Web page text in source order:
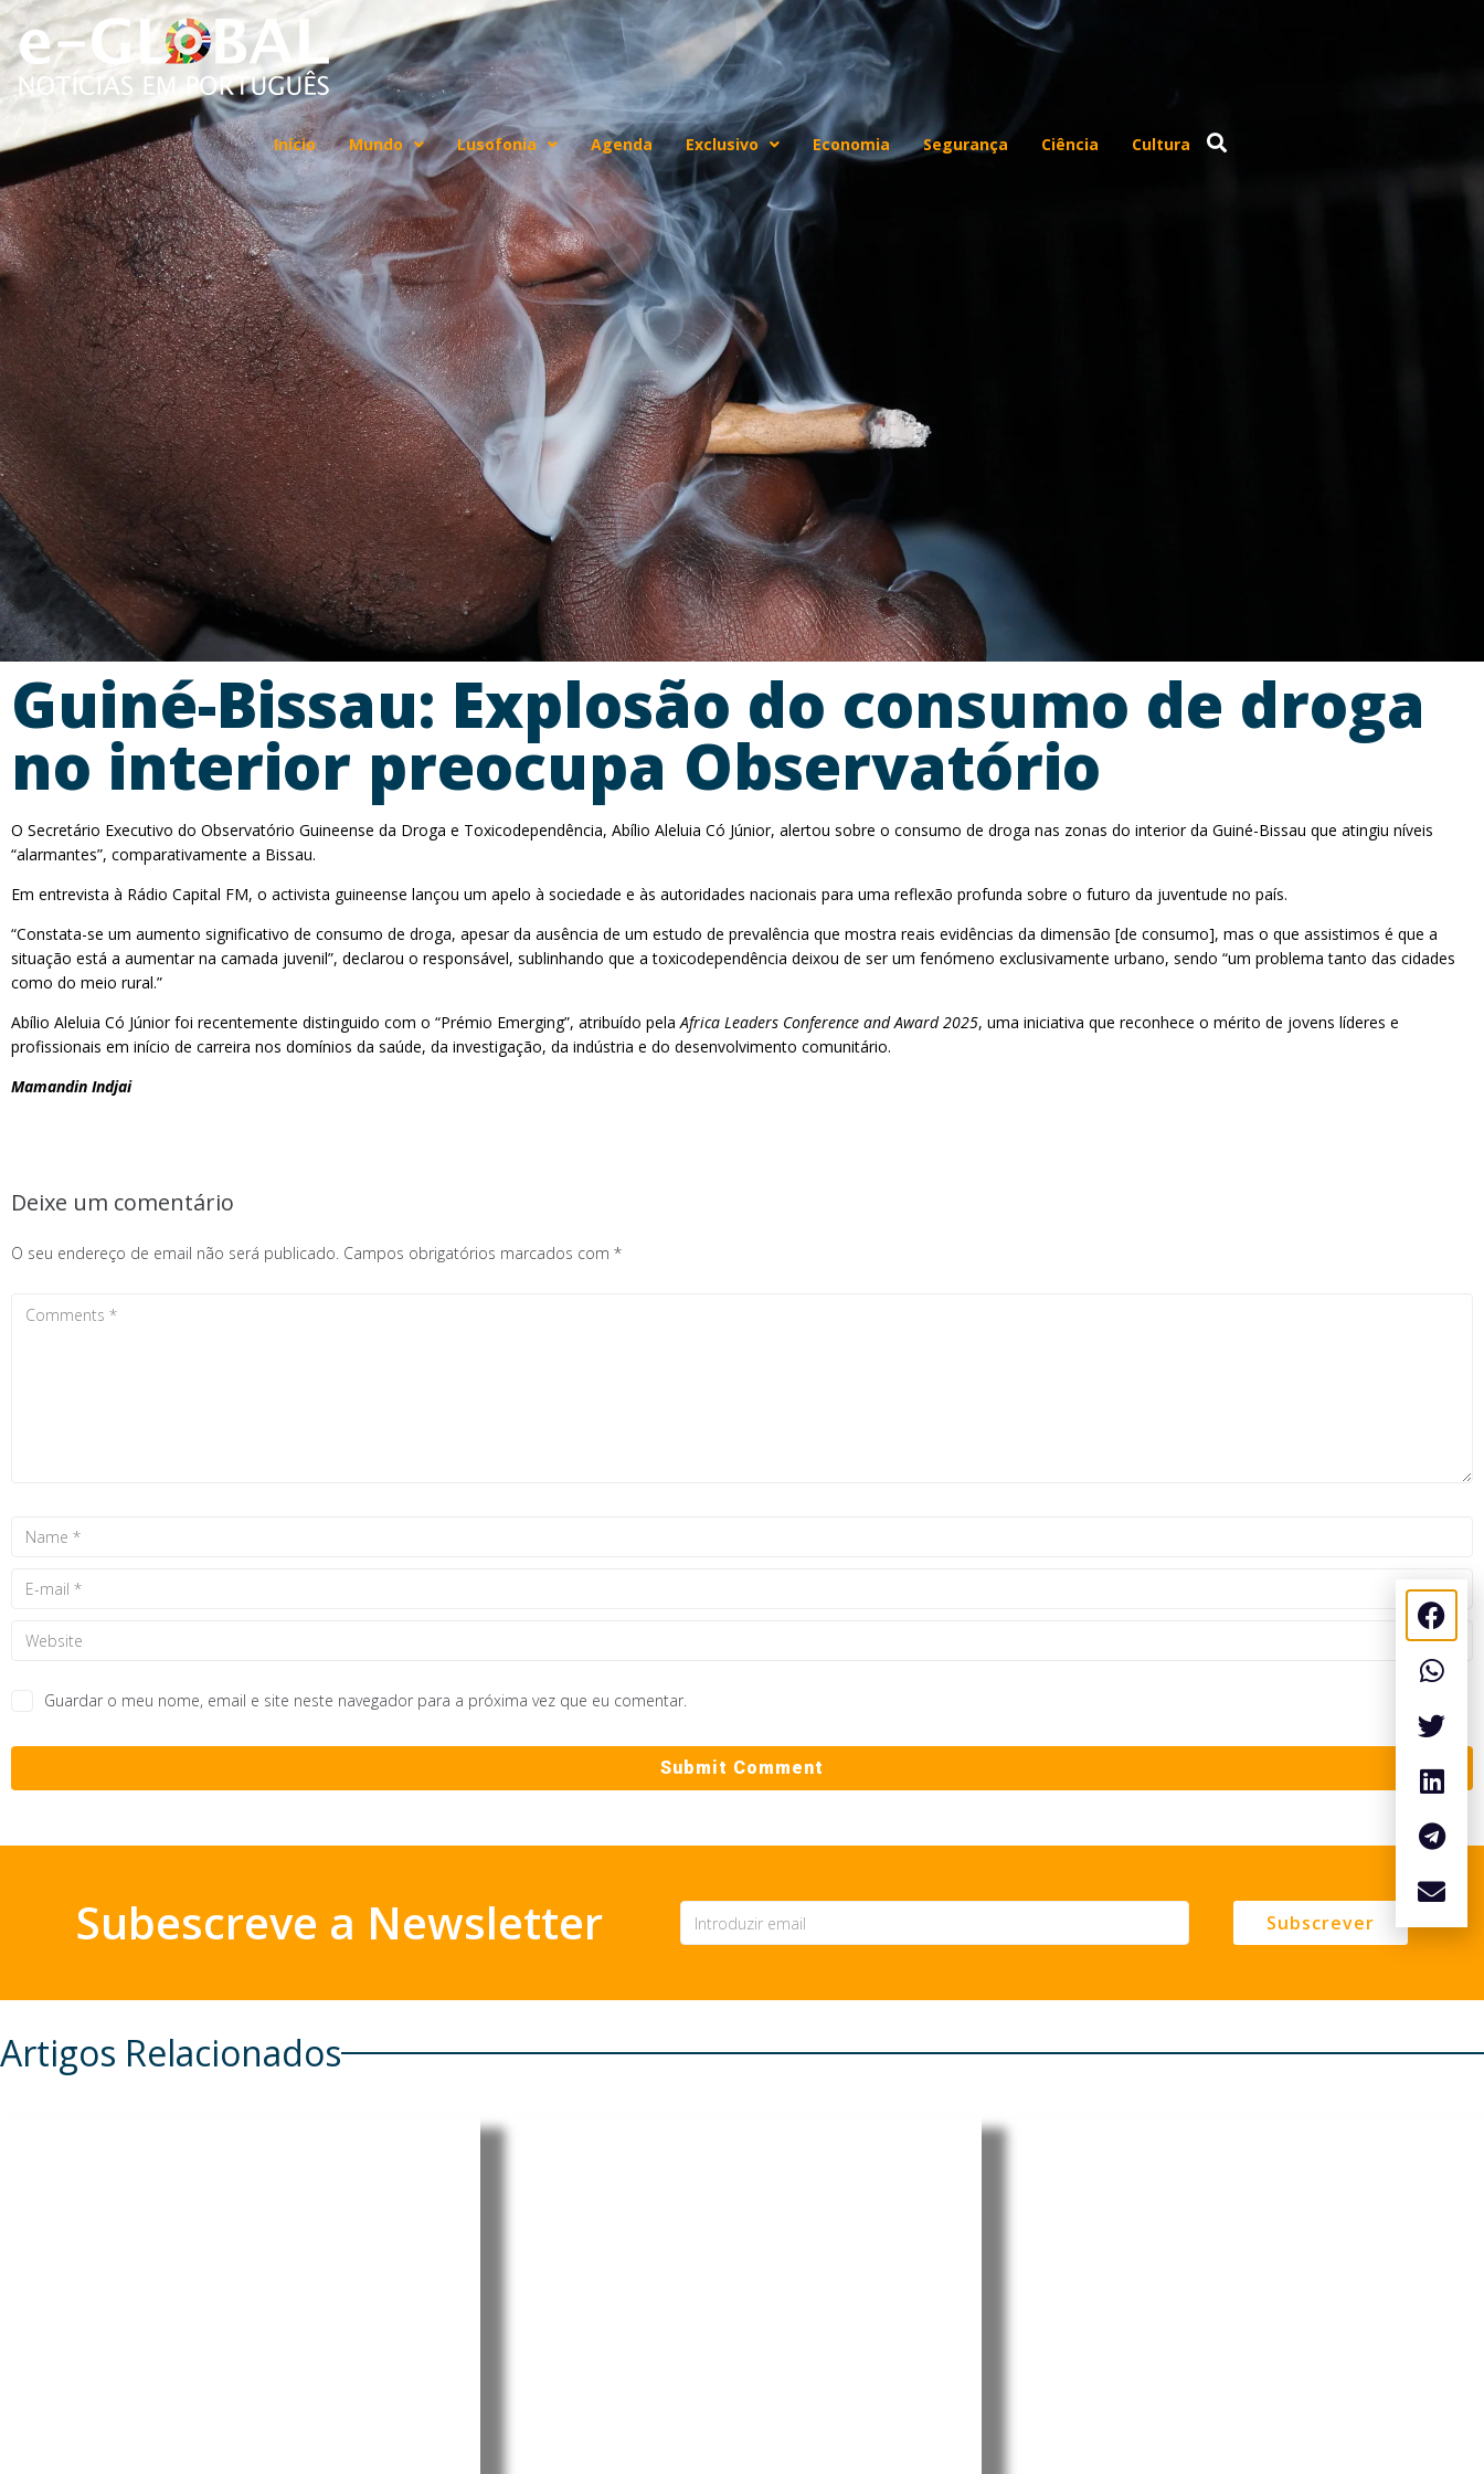
Início Mundo Lusofonia Agenda Exclusivo Economia Segurança Ciência Cultura
Guiné-Bissau: Explosão do consumo de droga
no interior preocupa Observatório
O Secretário Executivo do Observatório Guineense da Droga e Toxicodependência, Abílio Aleluia Có Júnior, alertou sobre o consumo de droga nas zonas do interior da Guiné-Bissau que atingiu níveis
“alarmantes”, comparativamente a Bissau.
Em entrevista à Rádio Capital FM, o activista guineense lançou um apelo à sociedade e às autoridades nacionais para uma reflexão profunda sobre o futuro da juventude no país.
“Constata-se um aumento significativo de consumo de droga, apesar da ausência de um estudo de prevalência que mostra reais evidências da dimensão [de consumo], mas o que assistimos é que a
situação está a aumentar na camada juvenil”, declarou o responsável, sublinhando que a toxicodependência deixou de ser um fenómeno exclusivamente urbano, sendo “um problema tanto das cidades
como do meio rural.”
Abílio Aleluia Có Júnior foi recentemente distinguido com o “Prémio Emerging”, atribuído pelaAfrica Leaders Conference and Award 2025, uma iniciativa que reconhece o mérito de jovens líderes e
profissionais em início de carreira nos domínios da saúde, da investigação, da indústria e do desenvolvimento comunitário.
Mamandin Indjai
Deixe um comentário
O seu endereço de email não será publicado. Campos obrigatórios marcados com *
Guardar o meu nome, email e site neste navegador para a próxima vez que eu comentar.
Subescreve a Newsletter Subscrever
Artigos Relacionados